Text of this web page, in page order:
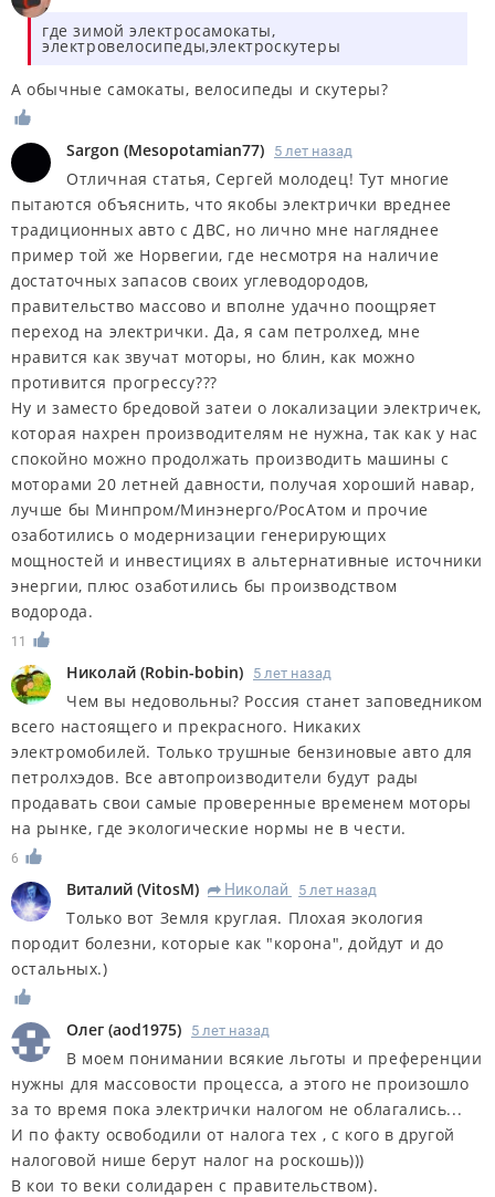
где зимой электросамокаты,
электровелосипеды,электроскутеры
А обычные самокаты, велосипеды и скутеры?
Sargon (Mesopotamian77) 5 лет назад
Отличная статья, Сергей молодец! Тут многие
пытаются объяснить, что якобы электрички вреднее
традиционных авто с ДВС, но лично мне нагляднее
пример той же Норвегии, где несмотря на наличие
достаточных запасов своих углеводородов,
правительство массово и вполне удачно поощряет
переход на электрички. Да, я сам петролхед, мне
нравится как звучат моторы, но блин, как можно
противится прогрессу???
Ну и заместо бредовой затеи о локализации электричек,
которая нахрен производителям не нужна, так как у нас
спокойно можно продолжать производить машины с
моторами 20 летней давности, получая хороший навар,
лучше бы Минпром/Минэнерго/РосАтом и прочие
озаботились о модернизации генерирующих
мощностей и инвестициях в альтернативные источники
энергии, плюс озаботились бы производством
водорода.
11
Николай (Robin-bobin) 5 лет назад
Чем вы недовольны? Россия станет заповедником
всего настоящего и прекрасного. Никаких
электромобилей. Только трушные бензиновые авто для
петролхэдов. Все автопроизводители будут рады
продавать свои самые проверенные временем моторы
на рынке, где экологические нормы не в чести.
6
Виталий (VitosM) R Николай 5 лет назад
Только вот Земля круглая. Плохая экология
породит болезни, которые как "корона", дойдут и до
остальных.)
Олег (aod1975) 5 лет назад
В моем понимании всякие льготы и преференции
нужны для массовости процесса, а этого не произошло
за то время пока электрички налогом не облагались...
И по факту освободили от налога тех , с кого в другой
налоговой нише берут налог на роскошь)))
В кои то веки солидарен с правительством).